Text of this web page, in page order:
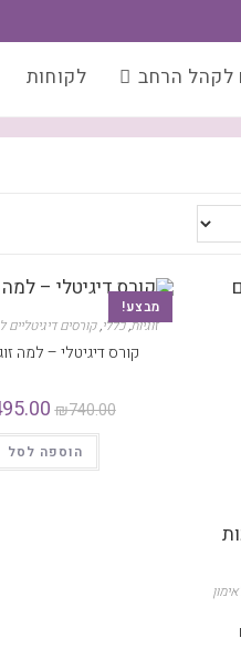
לקהל הרחב לקוחות
מבצע!
זוגיות,כללי,קורסים דיגיטליים
קורס דיגיטלי – למה
₪740.00
הוספה לסל